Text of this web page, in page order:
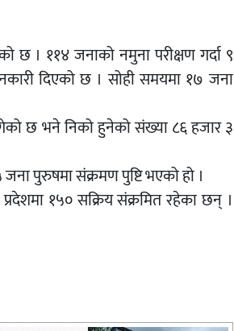
छ । ११४ जनाको नमुना परीक्षण गर्दा ९
दिएको छ । सोही समयमा १७ जना
छ भने निको हुनेको संख्या ८६ हजार ३
पुरुषमा संक्रमण पुष्टि भएको हो ।
१५० सक्रिय संक्रमित रहेका छन् ।